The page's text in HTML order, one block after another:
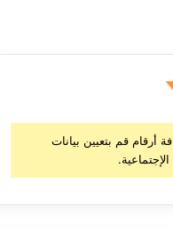
قم بتعيين بيانات